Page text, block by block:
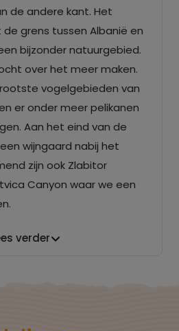
de andere kant. Het
grens tussen Albanië en
bijzonder natuurgebied.
over het meer maken.
vogelgebieden van
er onder meer pelikanen
Aan het eind van de
wijngaard nabij het
zijn ook Zlabitor
Canyon waar we een
verder